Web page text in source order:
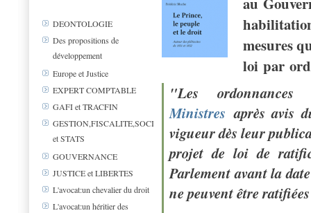
DEONTOLOGIE
Des propositions de
développement
Europe et Justice
EXPERT COMPTABLE
GAFI et TRACFIN
GESTION,FISCALITE,SOCIAL
et STATS
GOUVERNANCE
JUSTICE et LIBERTES
L'avocat:un chevalier du droit
L'avocat:un héritier des
mesures
loi par
"Les
Ministres après avis
vigueur dès leur
projet de loi de
Parlement avant la
ne peuvent être